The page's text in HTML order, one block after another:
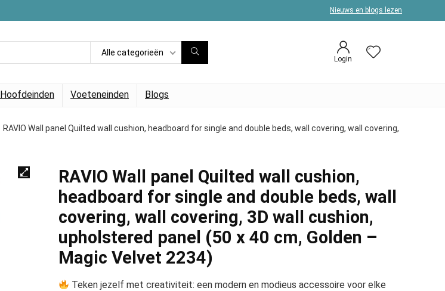
Nieuws en blogs lezen
Alle categorieën
Login
Hoofdeinden Voeteneinden Blogs
RAVIO Wall panel Quilted wall cushion, headboard for single and double beds, wall covering, wall covering,
RAVIO Wall panel Quilted wall cushion,
headboard for single and double beds, wall
covering, wall covering, 3D wall cushion,
upholstered panel (50 x 40 cm, Golden –
Magic Velvet 2234)
Teken jezelf met creativiteit: een modern en modieus accessoire voor elke